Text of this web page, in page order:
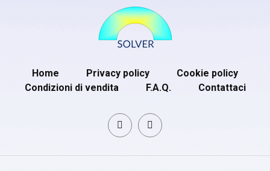
Home Privacy policy
Cookie policy
Condizioni di vendita
F.A.Q. Contattaci